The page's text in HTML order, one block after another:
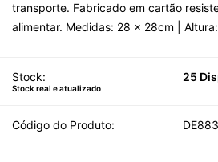
transporte. Fabricado em cartão
alimentar. Medidas: 28 x 28cm |
Stock: 25
Stock real e atualizado
Código do Produto: